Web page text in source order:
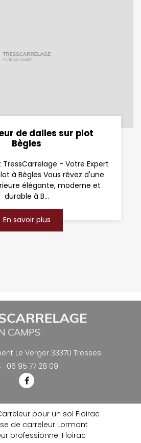
de dalles sur plot
Bègles
- Votre Expert
à Bègles Vous rêvez d'une
élégante, moderne et
durable à B...
En savoir plus
Le Verger 33370 Tresses
06 95 77 28 09
pour un sol Floirac
de carreleur Lormont
professionnel Floirac